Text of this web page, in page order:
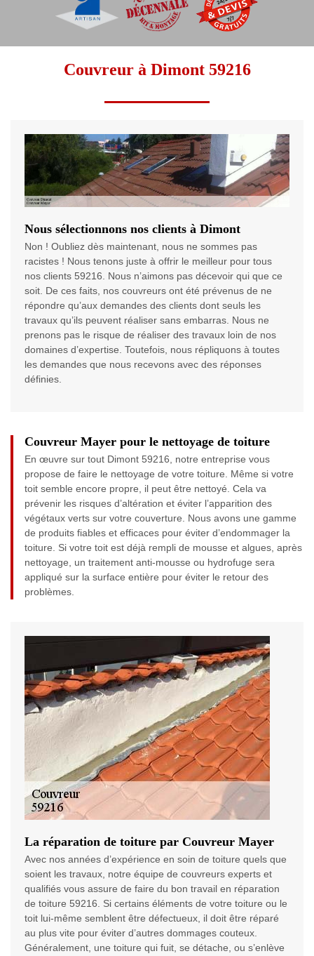
Couvreur à Dimont 59216
Nous sélectionnons nos clients à Dimont
Non ! Oubliez dès maintenant, nous ne sommes pas
racistes ! Nous tenons juste à offrir le meilleur pour tous
nos clients 59216. Nous n’aimons pas décevoir qui que ce
soit. De ces faits, nos couvreurs ont été prévenus de ne
répondre qu’aux demandes des clients dont seuls les
travaux qu’ils peuvent réaliser sans embarras. Nous ne
prenons pas le risque de réaliser des travaux loin de nos
domaines d’expertise. Toutefois, nous répliquons à toutes
les demandes que nous recevons avec des réponses
définies.
Couvreur Mayer pour le nettoyage de toiture
En œuvre sur tout Dimont 59216, notre entreprise vous
propose de faire le nettoyage de votre toiture. Même si votre
toit semble encore propre, il peut être nettoyé. Cela va
prévenir les risques d’altération et éviter l’apparition des
végétaux verts sur votre couverture. Nous avons une gamme
de produits fiables et efficaces pour éviter d’endommager la
toiture. Si votre toit est déjà rempli de mousse et algues, après
nettoyage, un traitement anti-mousse ou hydrofuge sera
appliqué sur la surface entière pour éviter le retour des
problèmes.
La réparation de toiture par Couvreur Mayer
Avec nos années d’expérience en soin de toiture quels que
soient les travaux, notre équipe de couvreurs experts et
qualifiés vous assure de faire du bon travail en réparation
de toiture 59216. Si certains éléments de votre toiture ou le
toit lui-même semblent être défectueux, il doit être réparé
au plus vite pour éviter d’autres dommages couteux.
Généralement, une toiture qui fuit, se détache, ou s’enlève